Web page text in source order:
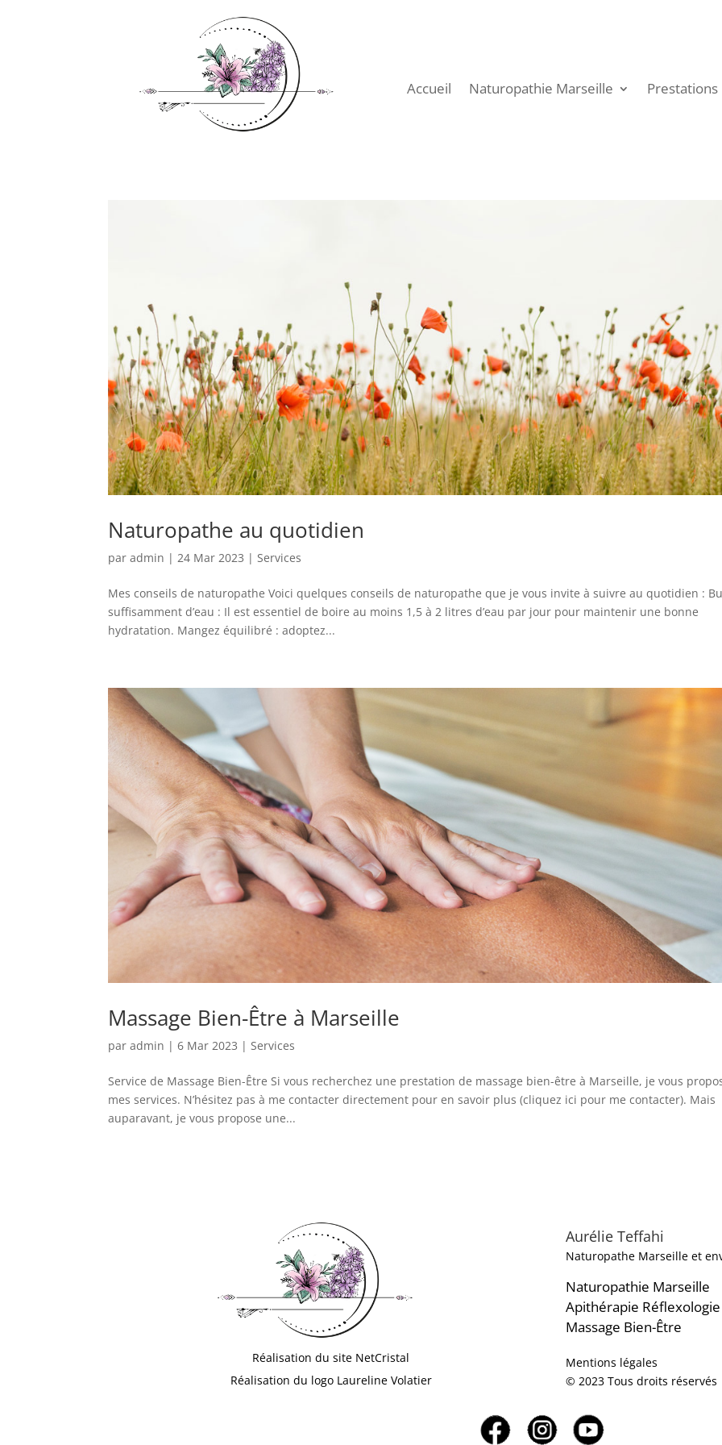
Accueil Naturopathie Marseille Prestations
Naturopathe au quotidien
paradmin |24 Mar 2023 |Services
Mes conseils de naturopathe Voici quelques conseils de naturopathe que je vous invite à suivre au quotidien :
suffisamment d’eau : Il est essentiel de boire au moins 1,5 à 2 litres d’eau par jour pour maintenir une bonne
hydratation. Mangez équilibré : adoptez...
Massage Bien-Être à Marseille
paradmin |6 Mar 2023 |Services
Service de Massage Bien-Être Si vous recherchez une prestation de massage bien-être à Marseille, je vous
mes services. N’hésitez pas à me contacter directement pour en savoir plus (cliquez ici pour me contacter). Mais
auparavant, je vous propose une...
Réalisation du site NetCristal
Réalisation du logo Laureline Volatier
Aurélie Teffahi
Naturopathe Marseille et
Naturopathie Marseille
Apithérapie Réflexologie
Massage Bien-Être
Mentions légales
© 2023 Tous droits réservés